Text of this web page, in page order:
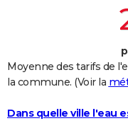
Bricolage
Lifestyle
Culture
Sport
Auto
Television
Voyage
Cinema
Moyenne des tarifs de
la commune. (Voir la
Dans quelle ville l'eau